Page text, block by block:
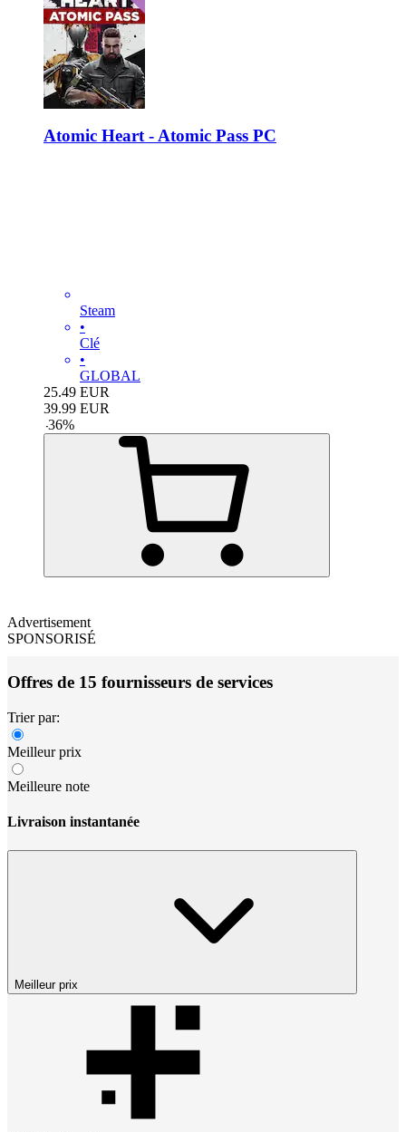
Atomic Heart - Atomic Pass PC
Steam
•
Clé
•
GLOBAL
25.49 EUR
39.99 EUR
-36%
Advertisement
SPONSORISÉ
Offres de 15 fournisseurs de services
Trier par:
Meilleur prix
Meilleure note
Livraison instantanée
Meilleur prix